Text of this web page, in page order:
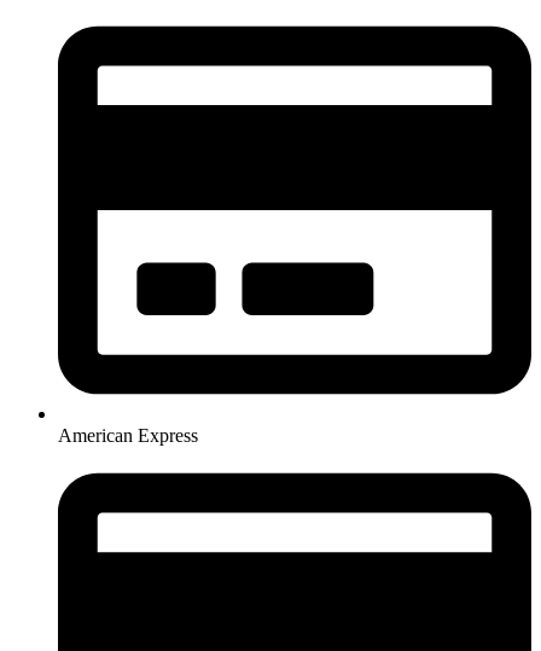
American Express